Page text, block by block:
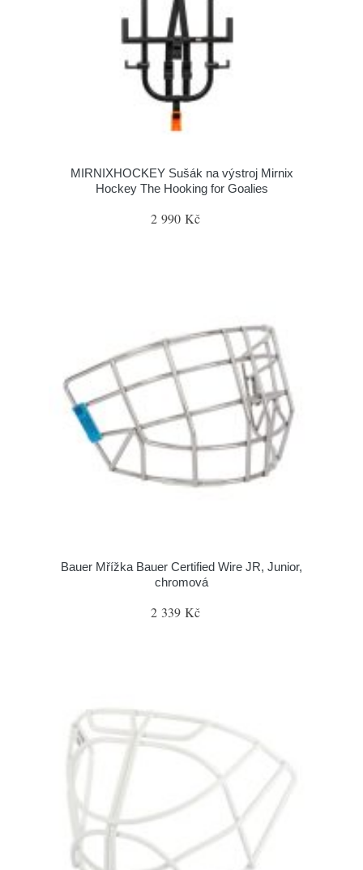
MIRNIXHOCKEY Sušák na výstroj Mirnix
Hockey The Hooking for Goalies
2 990 Kč
Bauer Mřížka Bauer Certified Wire JR, Junior,
chromová
2 339 Kč